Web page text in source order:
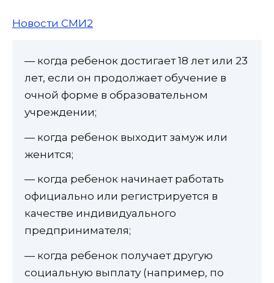
Новости СМИ2
— когда ребенок достигает 18 лет или 23
лет, если он продолжает обучение в
очной форме в образовательном
учреждении;
— когда ребенок выходит замуж или
женится;
— когда ребенок начинает работать
официально или регистрируется в
качестве индивидуального
предпринимателя;
— когда ребенок получает другую
социальную выплату (например, по